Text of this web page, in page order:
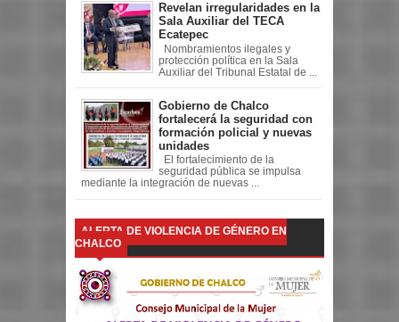
Revelan irregularidades en la
Sala Auxiliar del TECA
Ecatepec
Nombramientos ilegales y
protección política en la Sala
Auxiliar del Tribunal Estatal de ...
Gobierno de Chalco
fortalecerá la seguridad con
formación policial y nuevas
unidades
El fortalecimiento de la
seguridad pública se impulsa
mediante la integración de nuevas ...
ALERTA DE VIOLENCIA DE GÉNERO EN
CHALCO